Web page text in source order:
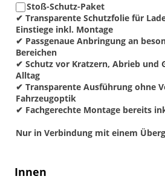
Stoß-Schutz-Paket
✔ Transparente Schutzfolie für
Einstiege inkl. Montage
✔ Passgenaue Anbringung an
Bereichen
✔ Schutz vor Kratzern, Abrieb und
Alltag
✔ Transparente Ausführung ohne
Fahrzeugoptik
✔ Fachgerechte Montage bereits
Nur in Verbindung mit einem
Innen